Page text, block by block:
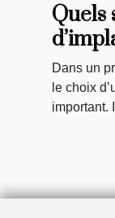
Quels
Dans un
le choix
important.